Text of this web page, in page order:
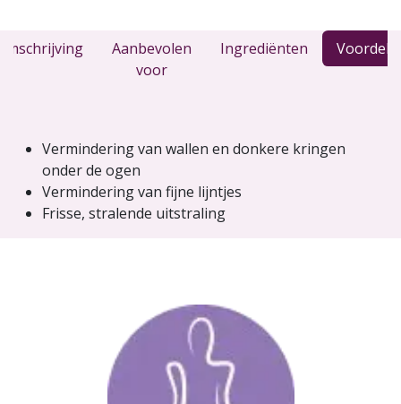
Aanbevolen
voor
Ingrediënten
Vermindering van wallen en donkere kringen
onder de ogen
Vermindering van fijne lijntjes
Frisse, stralende uitstraling